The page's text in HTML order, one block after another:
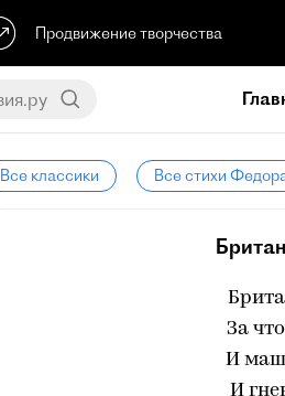
Продвижение творчества
Все классики Все стихи
За
И
И